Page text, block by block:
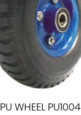
PU WHEEL PU1004